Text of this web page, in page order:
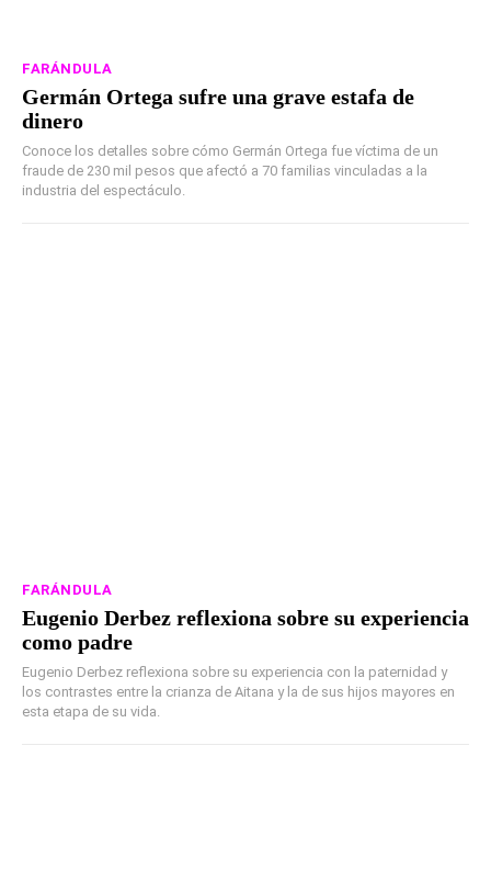
FARÁNDULA
Germán Ortega sufre una grave estafa de
dinero
Conoce los detalles sobre cómo Germán Ortega fue víctima de un
fraude de 230 mil pesos que afectó a 70 familias vinculadas a la
industria del espectáculo.
FARÁNDULA
Eugenio Derbez reflexiona sobre su experiencia
como padre
Eugenio Derbez reflexiona sobre su experiencia con la paternidad y
los contrastes entre la crianza de Aitana y la de sus hijos mayores en
esta etapa de su vida.